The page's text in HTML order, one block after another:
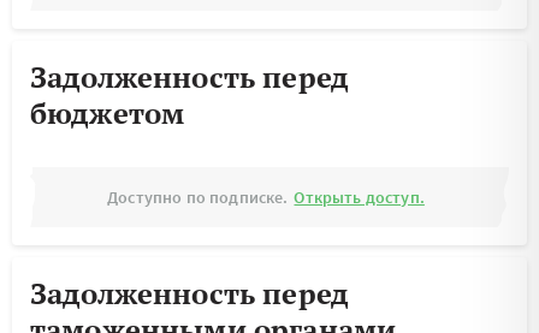
Задолженность перед
бюджетом
Доступно по подписке. Открыть доступ.
Задолженность перед